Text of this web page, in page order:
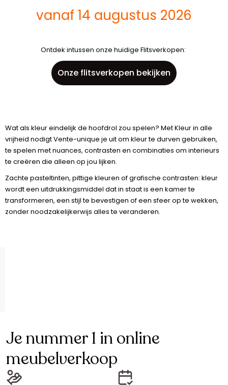
vanaf 14 augustus 2026
Ontdek intussen onze huidige Flitsverkopen:
Onze flitsverkopen bekijken
Wat als kleur eindelijk de hoofdrol zou spelen? Met Kleur in alle
vrijheid nodigt Vente-unique je uit om kleur te durven gebruiken,
te spelen met nuances, contrasten en combinaties om interieurs
te creëren die alleen op jou lijken.
Zachte pasteltinten, pittige kleuren of grafische contrasten: kleur
wordt een uitdrukkingsmiddel dat in staat is een kamer te
transformeren, een stijl te bevestigen of een sfeer op te wekken,
zonder noodzakelijkerwijs alles te veranderen.
Je nummer 1 in online
meubelverkoop